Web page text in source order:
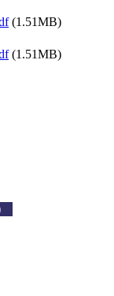
(1.51MB)
(1.51MB)